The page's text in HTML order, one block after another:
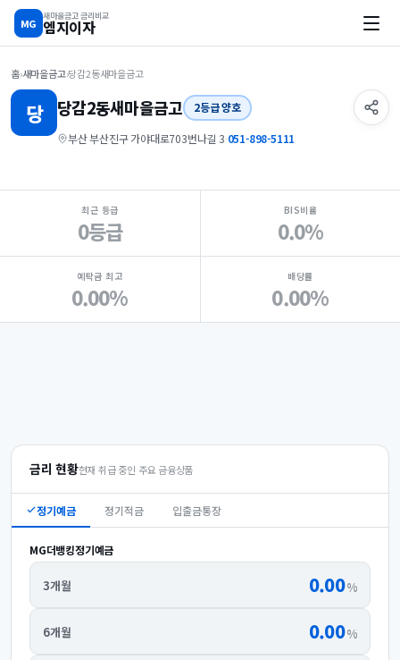
MG
새마을금고 금리비교
엠지이자
홈›새마을금고›당감2동새마을금고
당 당감2동새마을금고 2등급 양호
부산 부산진구 가야대로703번나길 3·051-898-5111
지점 핵심 지표 요약
최근 등급
0등급
BIS비율
0.0%
예탁금 최고
0.00%
배당률
0.00%
금리 현황현재 취급 중인 주요 금융상품
정기예금 정기적금 입출금통장
MG더뱅킹정기예금
3개월 0.00%
6개월 0.00%